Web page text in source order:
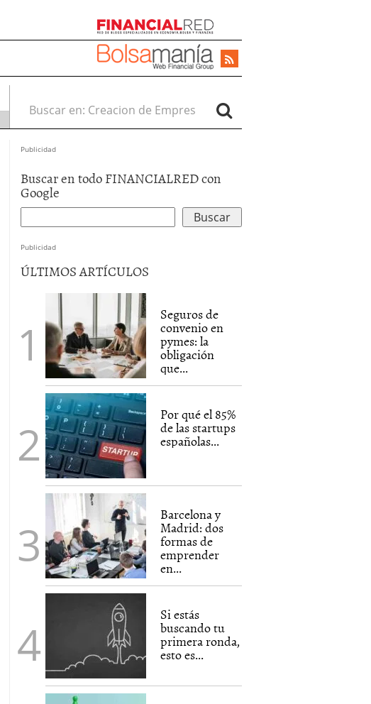
Buscar en:
Publicidad
Buscar en todo FINANCIALRED con
Google
Publicidad
ÚLTIMOS ARTÍCULOS
Seguros de
convenio en
pymes: la
obligación
que...
Por qué el 85%
de las startups
españolas...
Barcelona y
Madrid: dos
formas de
emprender
en...
Si estás
buscando tu
primera ronda,
esto es...